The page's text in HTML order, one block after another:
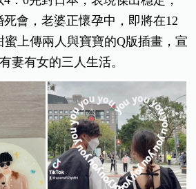
會，老婆正懷孕中，即將在12
蜜上傳兩人與寶寶的Q版插畫，宣
妻有女的三人生活。